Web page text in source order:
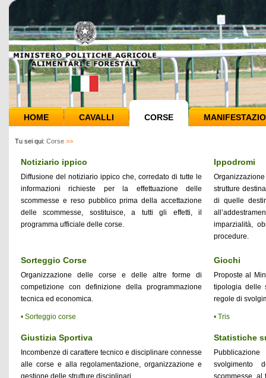
HOME CAVALLI CORSE
Tu sei qui: Corse >>
Notiziario ippico
Diffusione del notiziario ippico che, corredato di tutte le
informazioni richieste per la effettuazione delle
scommesse e reso pubblico prima della accettazione
delle scommesse, sostituisce, a tutti gli effetti, il
programma ufficiale delle corse.
Ippodromi
strutture
di quelle
imparzialità,
procedure.
Sorteggio Corse
Organizzazione delle corse e delle altre forme di
competizione con definizione della programmazione
tecnica ed economica.
• Sorteggio corse
Giochi
Proposte al
tipologia delle
regole di
• Tris
Giustizia Sportiva
Incombenze di carattere tecnico e disciplinare connesse
alle corse e alla regolamentazione, organizzazione e
gestione delle strutture disciplinari.
Statistiche
svolgimento
scommesse, al